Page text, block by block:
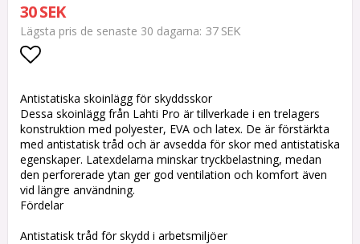
30 SEK
Lägsta pris de senaste 30 dagarna 37 SEK
Antistatiska skoinlägg för skyddsskor
Dessa skoinlägg från Lahti Pro är tillverkade i en trelagers
konstruktion med polyester, EVA och latex. De är förstärkta
med antistatisk tråd och är avsedda för skor med antistatiska
egenskaper. Latexdelarna minskar tryckbelastning, medan
den perforerade ytan ger god ventilation och komfort även
vid längre användning.
Fördelar
Antistatisk tråd för skydd i arbetsmiljöer